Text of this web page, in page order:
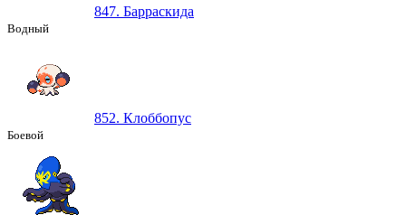
847. Барраскида
Водный
852. Клоббопус
Боевой